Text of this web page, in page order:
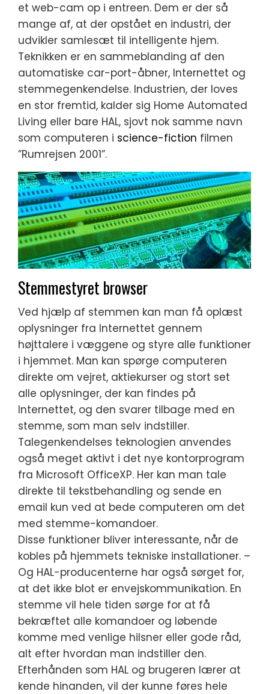
et web-cam op i entreen. Dem er der så
mange af, at der opstået en industri, der
udvikler samlesæt til intelligente hjem.
Teknikken er en sammeblanding af den
automatiske car-port-åbner, Internettet og
stemmegenkendelse. Industrien, der loves
en stor fremtid, kalder sig Home Automated
Living eller bare HAL, sjovt nok samme navn
som computeren i science-fiction filmen
”Rumrejsen 2001”.
Stemmestyret browser
Ved hjælp af stemmen kan man få oplæst
oplysninger fra Internettet gennem
højttalere i væggene og styre alle funktioner
i hjemmet. Man kan spørge computeren
direkte om vejret, aktiekurser og stort set
alle oplysninger, der kan findes på
Internettet, og den svarer tilbage med en
stemme, som man selv indstiller.
Talegenkendelses teknologien anvendes
også meget aktivt i det nye kontorprogram
fra Microsoft OfficeXP. Her kan man tale
direkte til tekstbehandling og sende en
email kun ved at bede computeren om det
med stemme-komandoer.
Disse funktioner bliver interessante, når de
kobles på hjemmets tekniske installationer. –
Og HAL-producenterne har også sørget for,
at det ikke blot er envejskommunikation. En
stemme vil hele tiden sørge for at få
bekræftet alle komandoer og løbende
komme med venlige hilsner eller gode råd,
alt efter hvordan man indstiller den.
Efterhånden som HAL og brugeren lærer at
kende hinanden, vil der kunne føres hele